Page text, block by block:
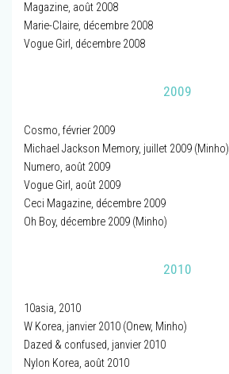
Magazine, août 2008
Marie-Claire, décembre 2008
Vogue Girl, décembre 2008
2009
Cosmo, février 2009
Michael Jackson Memory, juillet 2009 (Minho)
Numero, août 2009
Vogue Girl, août 2009
Ceci Magazine, décembre 2009
Oh Boy, décembre 2009 (Minho)
2010
10asia, 2010
W Korea, janvier 2010 (Onew, Minho)
Dazed & confused, janvier 2010
Nylon Korea, août 2010